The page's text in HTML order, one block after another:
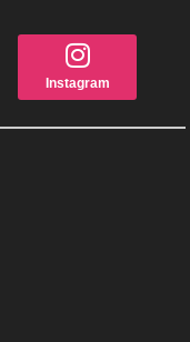
Instagram